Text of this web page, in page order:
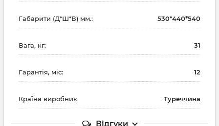
Габарити (Д*Ш*В) мм.: 530*440*540
Вага, кг: 31
Гарантія, міс: 12
Країна виробник Туреччина
Відгуки